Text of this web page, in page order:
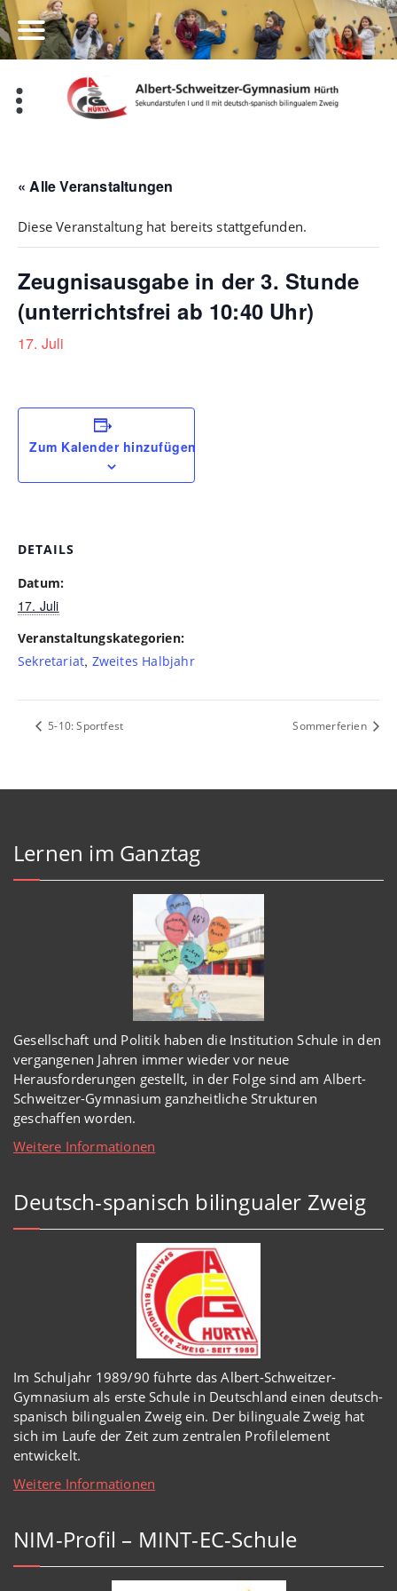
Zum
Inhalt
springen
« Alle Veranstaltungen
Diese Veranstaltung hat bereits stattgefunden.
Zeugnisausgabe in der 3. Stunde
(unterrichtsfrei ab 10:40 Uhr)
17. Juli
Zum Kalender hinzufügen
DETAILS
Datum:
17. Juli
Veranstaltungskategorien:
Sekretariat, Zweites Halbjahr
5-10: Sportfest Sommerferien
Lernen im Ganztag
Gesellschaft und Politik haben die Institution Schule in den
vergangenen Jahren immer wiedervor neue
Herausforderungen gestellt, in der Folge sind am Albert-
Schweitzer-Gymnasium ganzheitliche Strukturen
geschaffen worden.
Weitere Informationen
Deutsch-spanisch bilingualer Zweig
Im Schuljahr 1989/90 führte das Albert-Schweitzer-
Gymnasium als erste Schule in Deutschland einen deutsch-
spanisch bilingualen Zweig ein. Der bilinguale Zweig hat
sich im Laufe der Zeit zum zentralen Profilelement
entwickelt.
Weitere Informationen
NIM-Profil – MINT-EC-Schule